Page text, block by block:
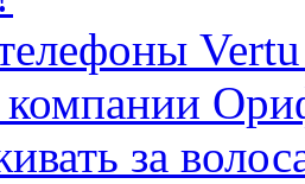
Vertu
компании
за